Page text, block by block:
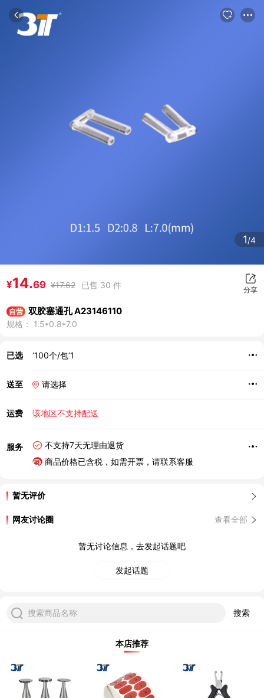
1/4
¥14.69 ¥17.62 已售 30 件 分享
自营 双胶塞通孔 A23146110
规格： 1.5*0.8*7.0
已选 ‘100个/包’1
送至 请选择
运费 该地区不支持配送
服务
不支持7天无理由退货
商品价格已含税，如需开票，请联系客服
暂无评价
网友讨论圈 查看全部
暂无讨论信息，去发起话题吧
发起话题
搜索商品名称 搜索
本店推荐